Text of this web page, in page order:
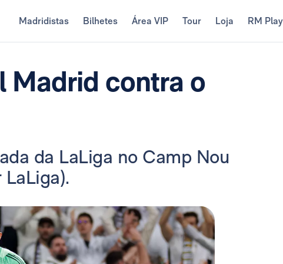
Madridistas Bilhetes Área VIP Tour Loja RM Play
Madrid contra o
da LaLiga no Camp Nou
LaLiga).